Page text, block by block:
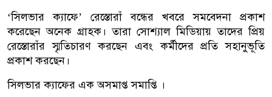
‘সিলভার ক্যাফে’ রেস্তোরাঁ বন্ধের খবরে সমবেদনা প্রকাশ
করেছেন অনেক গ্রাহক। তারা সোশ্যাল মিডিয়ায় তাদের প্রিয়
রেস্তোরাঁর স্মৃতিচারণ করছেন এবং কর্মীদের প্রতি সহানুভূতি
প্রকাশ করছেন।
সিলভার ক্যাফের এক অসমাপ্ত সমাপ্তি ।